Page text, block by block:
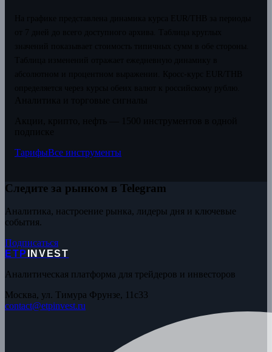
ТарифыВсе инструменты
Следите за рынком в Telegram
Аналитика, настроение рынка, лидеры дня и ключевые
события.
Подписаться
ETP
INVEST
Аналитическая платформа для трейдеров и инвесторов
Москва, ул. Тимура Фрунзе, 11с33
contact@etpinvest.ru